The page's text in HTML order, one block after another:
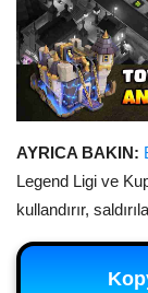
AYRICA BAKIN:
Legend Ligi ve
kullandırır,